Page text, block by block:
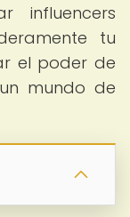
influencers
tu
el poder de
mundo de